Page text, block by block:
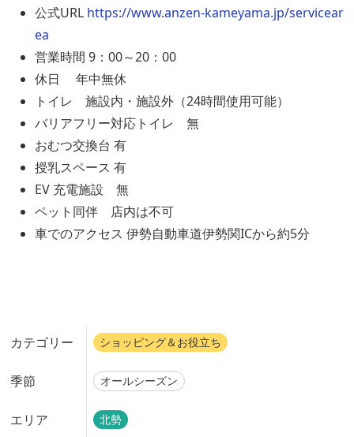
公式URL https://www.anzen-kameyama.jp/servicear
ea
営業時間 9：00～20：00
休日 年中無休
トイレ 施設内・施設外（24時間使用可能）
バリアフリー対応トイレ 無
おむつ交換台 有
授乳スペース 有
EV 充電施設 無
ペット同伴 店内は不可
車でのアクセス 伊勢自動車道伊勢関ICから約5分
カテゴリー ショッピング＆お役立ち
季節 オールシーズン
エリア 北勢